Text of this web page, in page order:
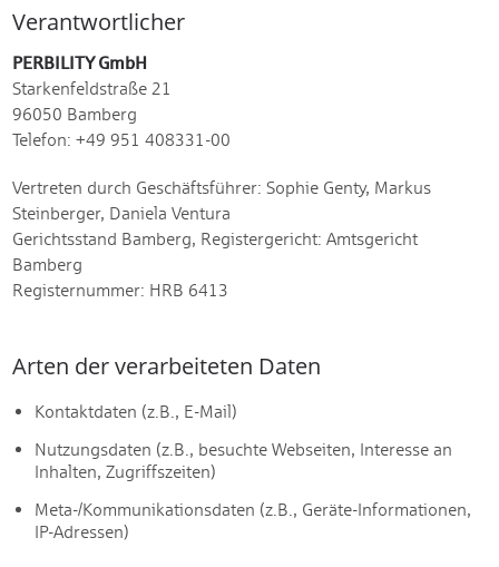
Verantwortlicher
PERBILITY GmbH
Starkenfeldstraße 21
96050 Bamberg
Telefon: +49 951 408331-00
Vertreten durch Geschäftsführer: Sophie Genty, Markus
Steinberger, Daniela Ventura
Gerichtsstand Bamberg, Registergericht: Amtsgericht
Bamberg
Registernummer: HRB 6413
Arten der verarbeiteten Daten
Kontaktdaten (z.B., E-Mail)
Nutzungsdaten (z.B., besuchte Webseiten, Interesse an
Inhalten, Zugriffszeiten)
Meta-/Kommunikationsdaten (z.B., Geräte-Informationen,
IP-Adressen)